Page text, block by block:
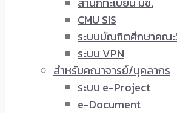
CMU SIS
ระบบบัณฑิตศึกษาคณ
ระบบ VPN
สำหรับคณาจารย์/บุคลากร
ระบบ e-Project
e-Document